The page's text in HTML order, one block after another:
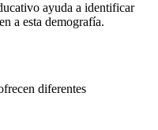
ayuda a identificar
a esta demografía.
diferentes